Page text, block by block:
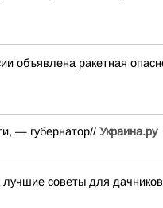
объявлена ракетная
— губернатор// Украина.ру
советы для дачников